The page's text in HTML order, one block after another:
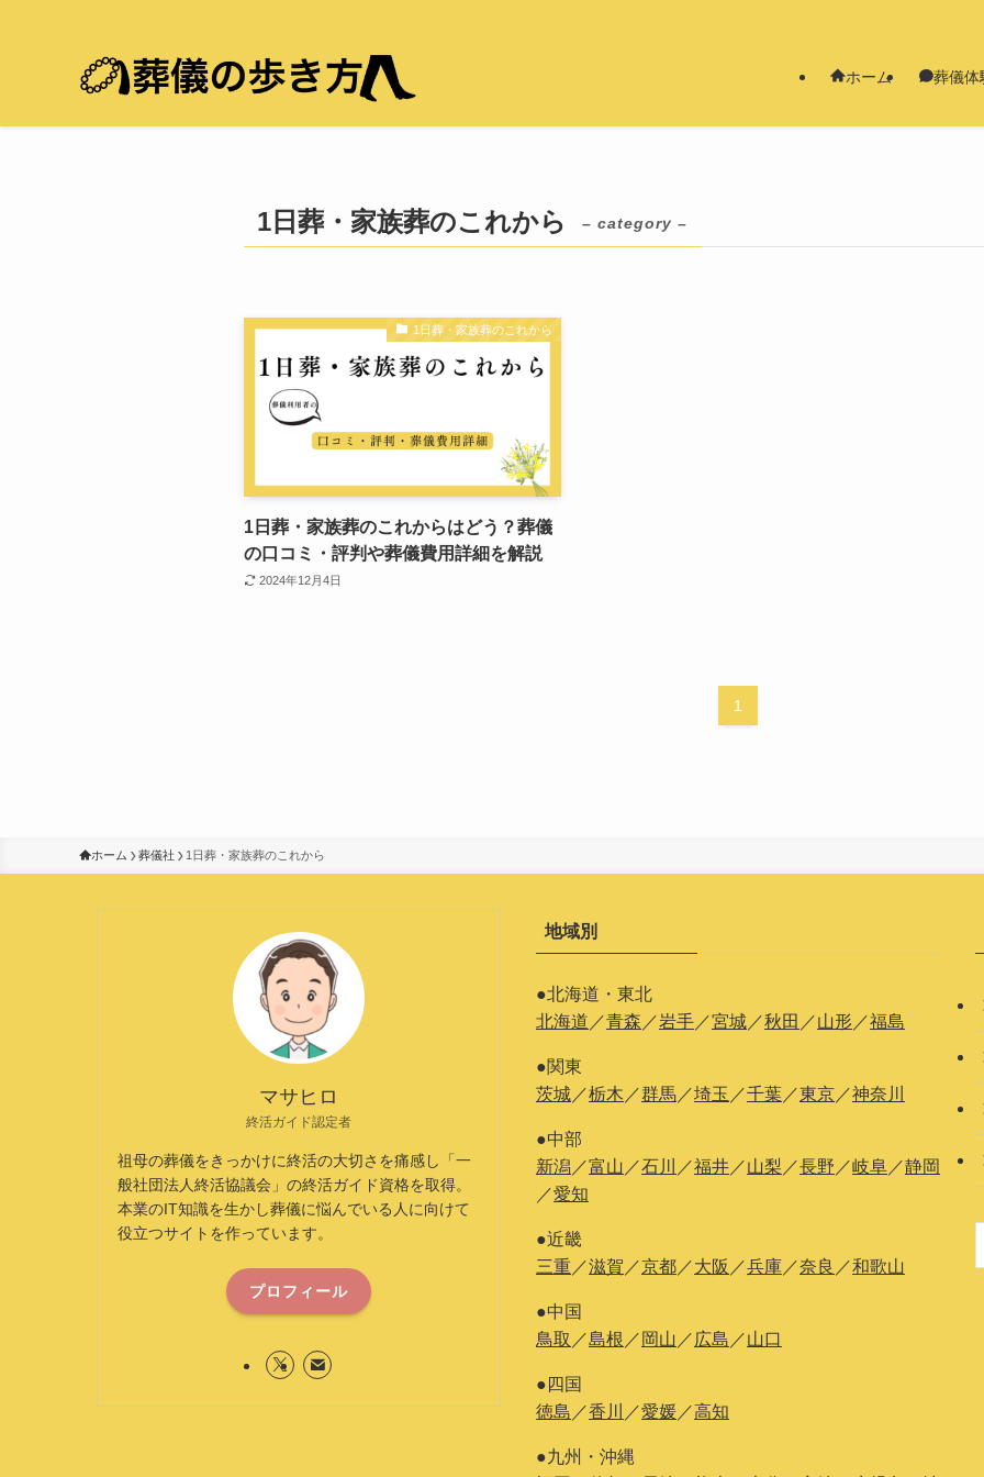
ホーム 葬儀体
1日葬・家族葬のこれから – category –
1日葬・家族葬のこれから
1日葬・家族葬のこれからはどう？葬儀
の口コミ・評判や葬儀費用詳細を解説
2024年12月4日
1
ホーム 葬儀社 1日葬・家族葬のこれから
マサヒロ
終活ガイド認定者
祖母の葬儀をきっかけに終活の大切さを痛感し「一
般社団法人終活協議会」の終活ガイド資格を取得。
本業のIT知識を生かし葬儀に悩んでいる人に向けて
役立つサイトを作っています。
プロフィール
地域別
●北海道・東北
北海道 ／青森 ／岩手／宮城／秋田 ／山形／福島
●関東
茨城／栃木 ／群馬／埼玉 ／千葉 ／東京／神奈川
●中部
新潟 ／富山 ／石川 ／福井／山梨 ／長野 ／岐阜／静岡
／愛知
●近畿
三重／滋賀 ／京都／大阪 ／兵庫 ／奈良 ／和歌山
●中国
鳥取 ／島根 ／ 岡山 ／広島 ／山口
●四国
徳島 ／香川 ／愛媛／高知
●九州・沖縄